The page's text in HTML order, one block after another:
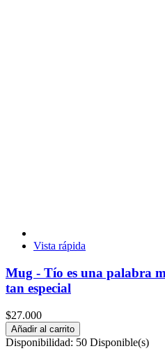
Vista rápida
Mug - Tío es una palabra
tan especial
$27.000
Añadir al carrito
Disponibilidad: 50 Disponible(s)